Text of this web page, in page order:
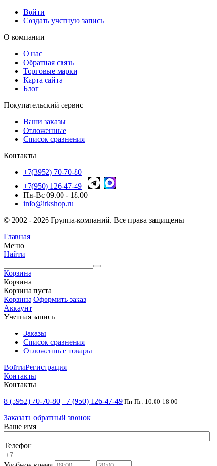
Войти
Создать учетную запись
О компании
О нас
Обратная связь
Торговые марки
Карта сайта
Блог
Покупательский сервис
Ваши заказы
Отложенные
Список сравнения
Контакты
+7(3952) 70-70-80
+7(950) 126-47-49
Пн-Вс 09.00 - 18.00
info@irkshop.ru
© 2002 - 2026 Группа-компаний. Все права защищены
Главная
Меню
Найти
Корзина
Корзина
Корзина пуста
Корзина Оформить заказ
Аккаунт
Учетная запись
Заказы
Список сравнения
Отложенные товары
ВойтиРегистрация
Контакты
Контакты
8 (3952) 70-70-80 +7 (950) 126-47-49 Пн-Пт: 10:00-18:00
Заказать обратный звонок
Ваше имя
Телефон